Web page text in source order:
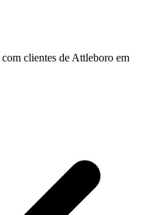
clientes de Attleboro em